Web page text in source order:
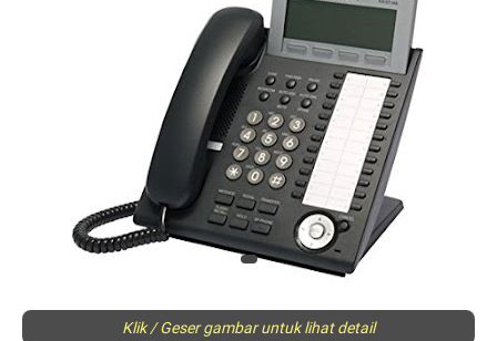
Klik / Geser gambar untuk lihat detail